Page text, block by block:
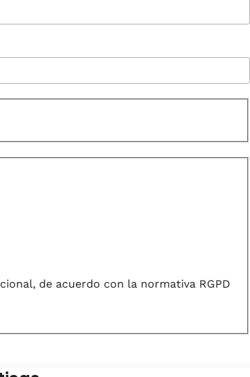
de acuerdo con la normativa RGPD